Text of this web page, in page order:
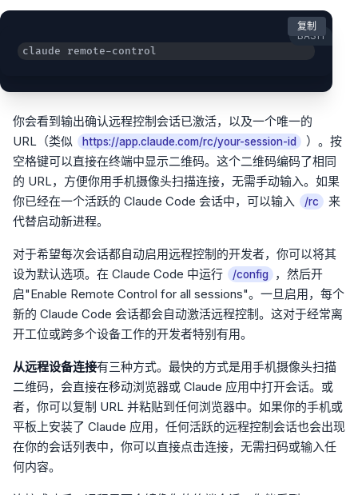
BASH
claude remote-control
复制
你会看到输出确认远程控制会话已激活，以及一个唯一的
URL（类似
https://app.claude.com/rc/your-session-id
）。按
空格键可以直接在终端中显示二维码。这个二维码编码了相同
的 URL，方便你用手机摄像头扫描连接，无需手动输入。如果
你已经在一个活跃的 Claude Code 会话中，可以输入
/rc
来
代替启动新进程。
对于希望每次会话都自动启用远程控制的开发者，你可以将其
设为默认选项。在 Claude Code 中运行
/config
，然后开
启"Enable Remote Control for all sessions"。一旦启用，每个
新的 Claude Code 会话都会自动激活远程控制。这对于经常离
开工位或跨多个设备工作的开发者特别有用。
从远程设备连接有三种方式。最快的方式是用手机摄像头扫描
二维码，会直接在移动浏览器或 Claude 应用中打开会话。或
者，你可以复制 URL 并粘贴到任何浏览器中。如果你的手机或
平板上安装了 Claude 应用，任何活跃的远程控制会话也会出现
在你的会话列表中，你可以直接点击连接，无需扫码或输入任
何内容。